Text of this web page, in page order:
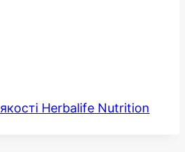
Herbalife Nutrition